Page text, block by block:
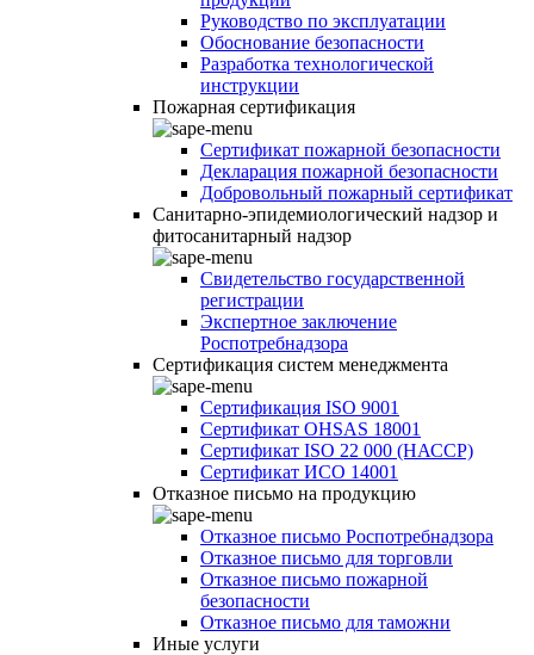
Руководство по эксплуатации
Обоснование безопасности
Разработка технологической
инструкции
Пожарная сертификация
Сертификат пожарной безопасности
Декларация пожарной безопасности
Добровольный пожарный сертификат
Санитарно-эпидемиологический надзор и
фитосанитарный надзор
Свидетельство государственной
регистрации
Экспертное заключение
Роспотребнадзора
Сертификация систем менеджмента
Сертификация ISO 9001
Сертификат OHSAS 18001
Сертификат ISO 22 000 (НАССР)
Сертификат ИСО 14001
Отказное письмо на продукцию
Отказное письмо Роспотребнадзора
Отказное письмо для торговли
Отказное письмо пожарной
безопасности
Отказное письмо для таможни
Иные услуги